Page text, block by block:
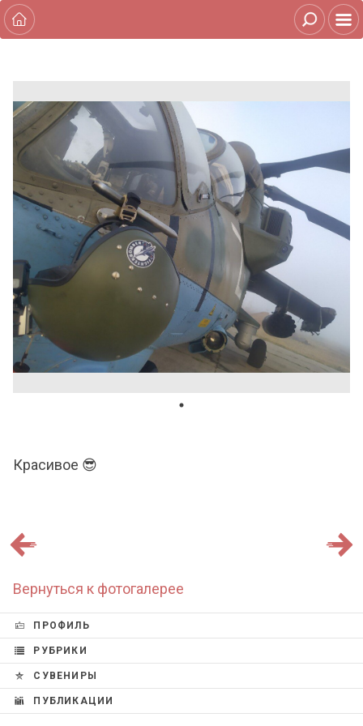
Красивое 😎
Вернуться к фотогалерее
ПРОФИЛЬ
РУБРИКИ
СУВЕНИРЫ
ПУБЛИКАЦИИ